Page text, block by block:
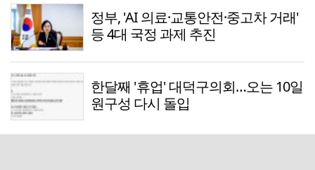
정부, 'AI 의료·교통안전·중고차 거래'
등 4대 국정 과제 추진
한달째 '휴업' 대덕구의회…오는 10일
원구성 다시 돌입